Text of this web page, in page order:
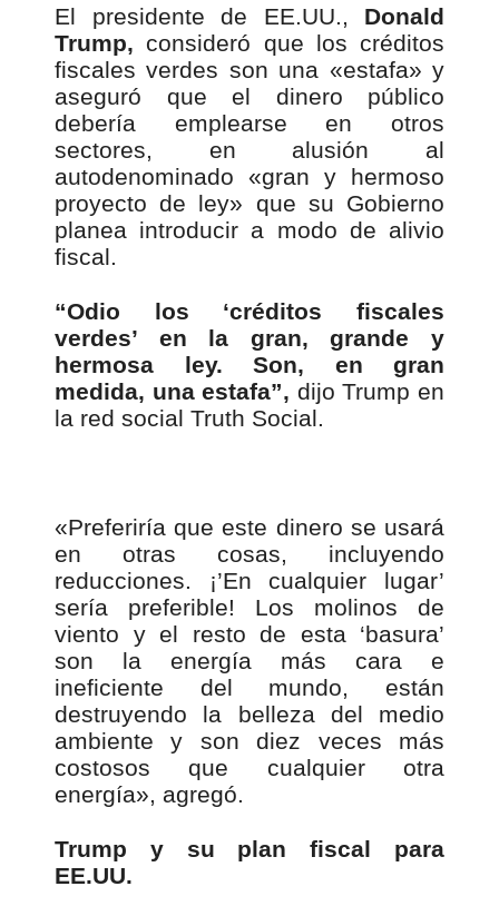
El presidente de EE.UU., Donald
Trump, consideró que los créditos
fiscales verdes son una «estafa» y
aseguró que el dinero público
debería emplearse en otros
sectores, en alusión al
autodenominado «gran y hermoso
proyecto de ley» que su Gobierno
planea introducir a modo de alivio
fiscal.
“Odio los ‘créditos fiscales
verdes’ en la gran, grande y
hermosa ley. Son, en gran
medida, una estafa”, dijo Trump en
la red social Truth Social.
«Preferiría que este dinero se usará
en otras cosas, incluyendo
reducciones. ¡’En cualquier lugar’
sería preferible! Los molinos de
viento y el resto de esta ‘basura’
son la energía más cara e
ineficiente del mundo, están
destruyendo la belleza del medio
ambiente y son diez veces más
costosos que cualquier otra
energía», agregó.
Trump y su plan fiscal para
EE.UU.